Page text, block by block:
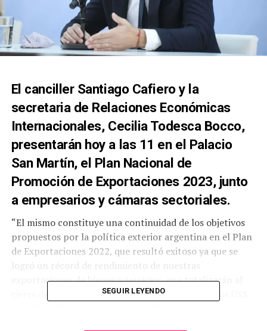
El canciller Santiago Cafiero y la
secretaria de Relaciones Económicas
Internacionales, Cecilia Todesca Bocco,
presentarán hoy a las 11 en el Palacio
San Martín, el Plan Nacional de
Promoción de Exportaciones 2023, junto
a empresarios y cámaras sectoriales.
“El mismo constituye una continuidad de los objetivos
propuestos por la política exterior argentina en el Plan
de Exportaciones 2022, que resultó exitoso ya que se
logró un récord de rendimiento de nuestras
exportaciones de bienes y servicios, que totalizarán al
cierre del presente período un valor superior a los US$
SEGUIR LEYENDO